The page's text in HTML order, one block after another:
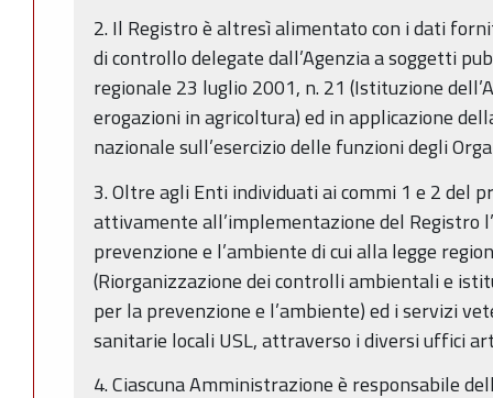
2. Il Registro è altresì alimentato con i dati
di controllo delegate dall’Agenzia a soggetti
regionale 23 luglio 2001, n. 21 (Istituzione
erogazioni in agricoltura) ed in applicazione
nazionale sull’esercizio delle funzioni degli
3. Oltre agli Enti individuati ai commi 1 e 2 del
attivamente all’implementazione del Registro
prevenzione e l’ambiente di cui alla legge
(Riorganizzazione dei controlli ambientali e
per la prevenzione e l’ambiente) ed i servizi
sanitarie locali USL, attraverso i diversi uffici
4. Ciascuna Amministrazione è responsabile